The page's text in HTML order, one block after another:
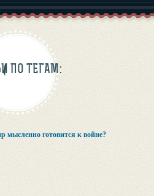
ПО ТЕГАМ:
мысленно готовится к войне?